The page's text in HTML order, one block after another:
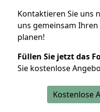
Kontaktieren Sie uns
uns gemeinsam
planen!
Füllen Sie jetzt das
Sie kostenlose
Kostenlose